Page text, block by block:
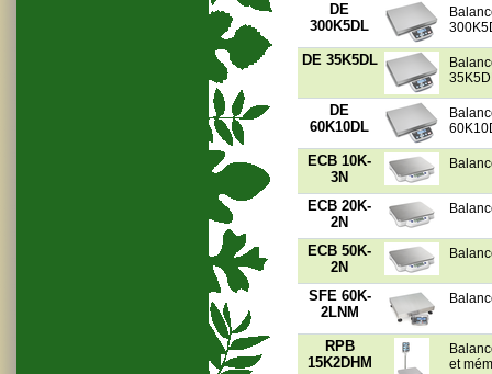
DE
300K5DL
DE 35K5DL
DE
60K10DL
ECB 10K-
3N
ECB 20K-
2N
ECB 50K-
2N
SFE 60K-
2LNM
RPB
15K2DHM
et